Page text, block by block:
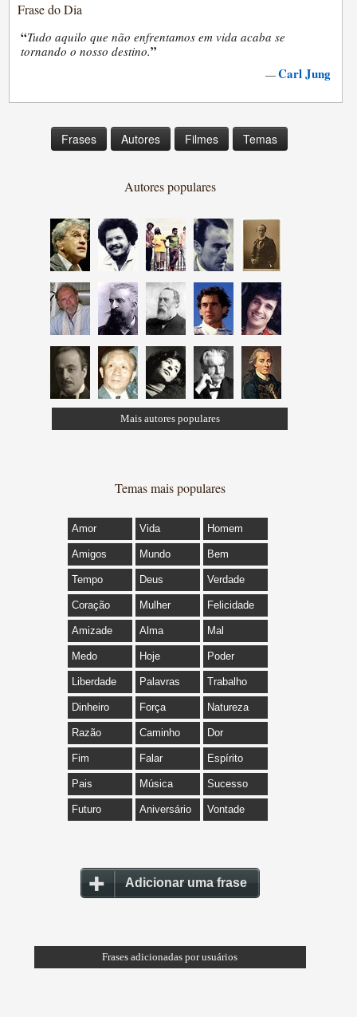
Frase do Dia
“Tudo aquilo que não enfrentamos em vida acaba se
tornando o nosso destino.”
—Carl Jung
Frases Autores Filmes Temas
Autores populares
Mais autores populares
Temas mais populares
Amor Vida Homem
Amigos Mundo Bem
Tempo Deus Verdade
Coração Mulher Felicidade
Amizade Alma Mal
Medo Hoje Poder
Liberdade Palavras Trabalho
Dinheiro Força Natureza
Razão Caminho Dor
Fim Falar Espírito
Pais Música Sucesso
Futuro Aniversário Vontade
Adicionar uma frase
Frases adicionadas por usuários